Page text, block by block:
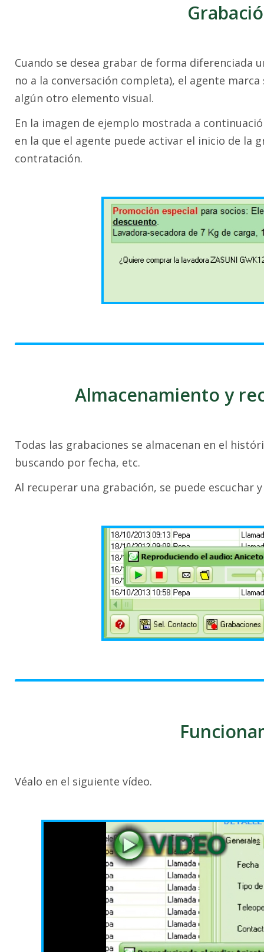
Cuando se desea grabar de forma diferenciada
no a la conversación completa), el agente
algún otro elemento visual.
En la imagen de ejemplo mostrada a
en la que el agente puede activar el inicio de la
contratación.
Almacenamiento y
Todas las grabaciones se almacenan en el
buscando por fecha, etc.
Al recuperar una grabación, se puede escuchar
Véalo en el siguiente vídeo.